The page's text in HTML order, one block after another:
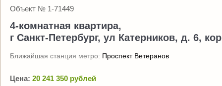
Объект № 1-71449
4-комнатная квартира,
г Санкт-Петербург, ул Катерников, д. 6,
Ближайшая станция метро: Проспект Ветеранов
Цена: 20 241 350 рублей